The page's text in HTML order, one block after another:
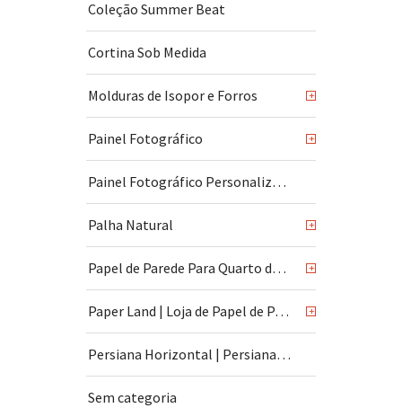
Coleção Summer Beat
Cortina Sob Medida
Molduras de Isopor e Forros +
Painel Fotográfico +
Painel Fotográfico Personalizado
Palha Natural +
Papel de Parede Para Quarto de Bebê +
Paper Land | Loja de Papel de Parede | São Paulo +
Persiana Horizontal | Persiana Vertical
Sem categoria